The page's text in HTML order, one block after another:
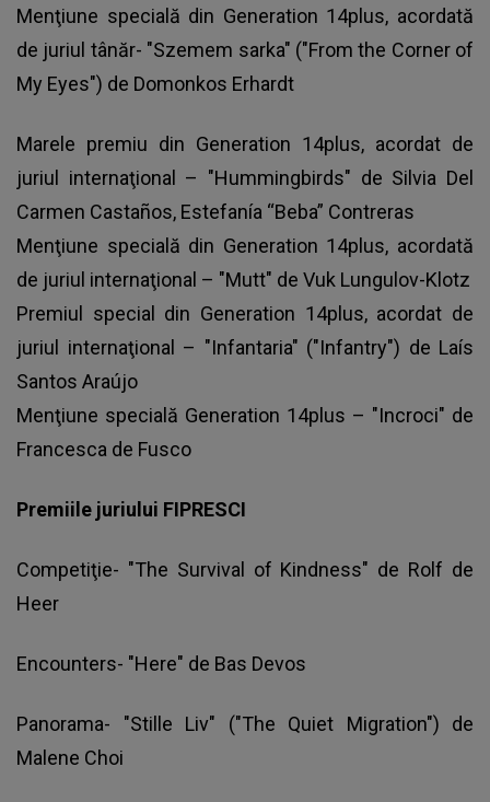
Menţiune specială din Generation 14plus, acordată
de juriul tânăr- "Szemem sarka" ("From the Corner of
My Eyes") de Domonkos Erhardt
Marele premiu din Generation 14plus, acordat de
juriul internaţional – "Hummingbirds" de Silvia Del
Carmen Castaños, Estefanía “Beba” Contreras
Menţiune specială din Generation 14plus, acordată
de juriul internaţional – "Mutt" de Vuk Lungulov-Klotz
Premiul special din Generation 14plus, acordat de
juriul internaţional – "Infantaria" ("Infantry") de Laís
Santos Araújo
Menţiune specială Generation 14plus – "Incroci" de
Francesca de Fusco
Premiile juriului FIPRESCI
Competiţie- "The Survival of Kindness" de Rolf de
Heer
Encounters- "Here" de Bas Devos
Panorama- "Stille Liv" ("The Quiet Migration") de
Malene Choi